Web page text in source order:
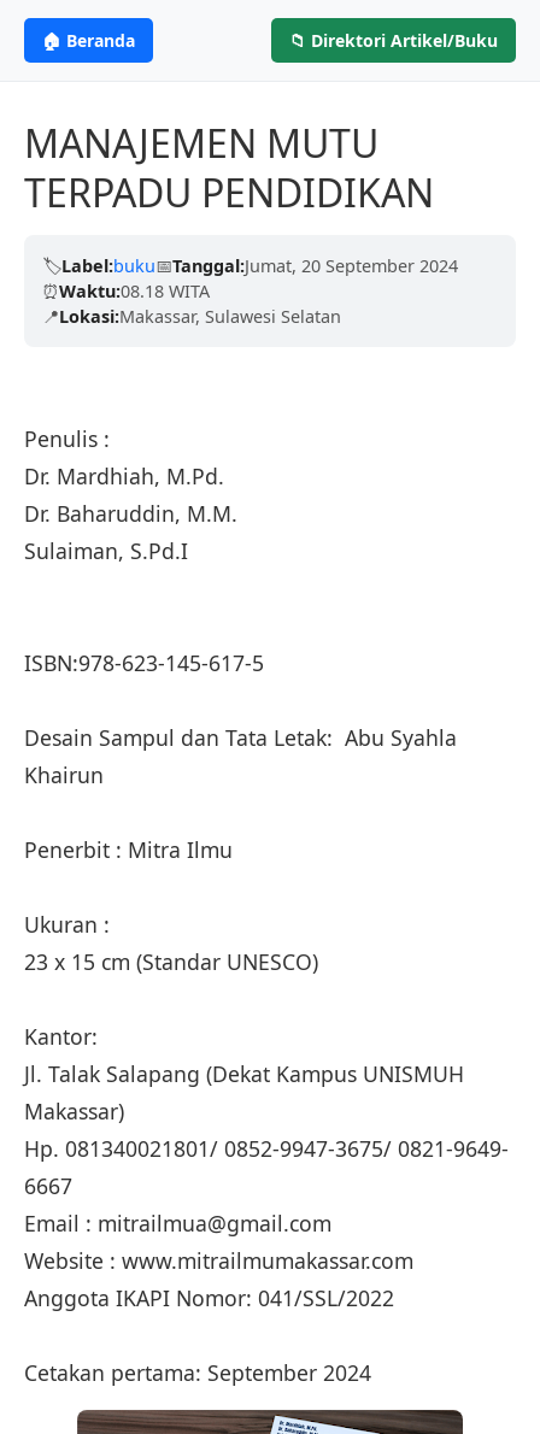
MI CV. MITRA ILMU
Berdedikasi untuk menerbitkan karya tulis
dan peneliti untuk mencerdaskan negeri.
ANGGOTA IKAPI
Profesional &
Terpercaya
Kami telah dipercaya oleh ribuan penulis dengan
ramah.
🏠 Beranda 📁 Direktori Artikel/Buku
MANAJEMEN MUTU
TERPADU PENDIDIKAN
🏷️Label:buku📅Tanggal:Jumat, 20 September 2024
⏰Waktu:08.18 WITA
📍Lokasi:Makassar, Sulawesi Selatan
Penulis :
Dr. Mardhiah, M.Pd.
Dr. Baharuddin, M.M.
Sulaiman, S.Pd.I
ISBN:978-623-145-617-5
Desain Sampul dan Tata Letak: Abu Syahla
Khairun
Penerbit : Mitra Ilmu
Ukuran :
23 x 15 cm (Standar UNESCO)
Kantor:
Jl. Talak Salapang (Dekat Kampus UNISMUH
Makassar)
Hp. 081340021801/ 0852-9947-3675/ 0821-9649-
6667
Email : mitrailmua@gmail.com
Website : www.mitrailmumakassar.com
Anggota IKAPI Nomor: 041/SSL/2022
Cetakan pertama: September 2024